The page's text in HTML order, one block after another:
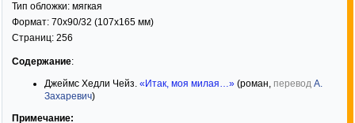
Тип обложки: мягкая
Формат: 70x90/32 (107x165 мм)
Страниц: 256
Содержание:
Джеймс Хедли Чейз. «Итак, моя милая…» (роман, перевод А.
Захаревич)
Примечание: